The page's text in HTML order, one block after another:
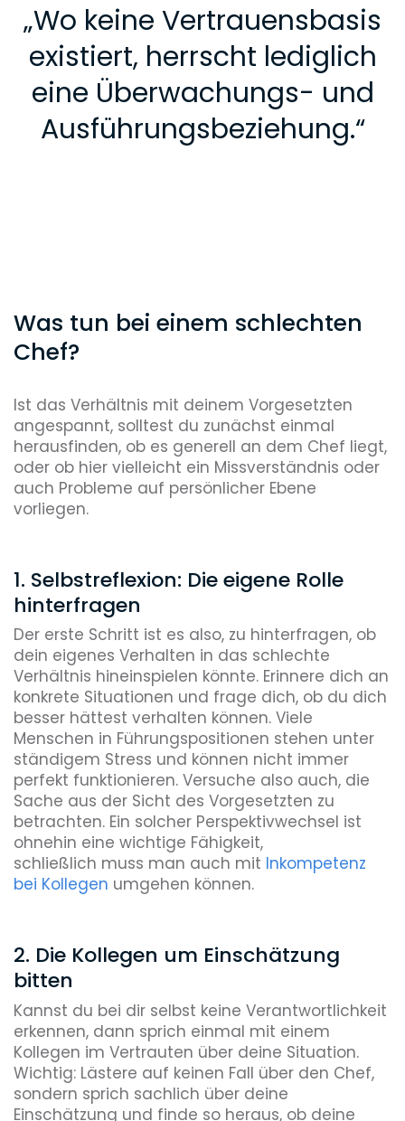
„Wo keine Vertrauensbasis
existiert, herrscht lediglich
eine Überwachungs- und
Ausführungsbeziehung.“
Was tun bei einem schlechten
Chef?
Ist das Verhältnis mit deinem Vorgesetzten
angespannt, solltest du zunächst einmal
herausfinden, ob es generell an dem Chef liegt,
oder ob hier vielleicht ein Missverständnis oder
auch Probleme auf persönlicher Ebene
vorliegen.
1. Selbstreflexion: Die eigene Rolle
hinterfragen
Der erste Schritt ist es also, zu hinterfragen, ob
dein eigenes Verhalten in das schlechte
Verhältnis hineinspielen könnte. Erinnere dich an
konkrete Situationen und frage dich, ob du dich
besser hättest verhalten können. Viele
Menschen in Führungspositionen stehen unter
ständigem Stress und können nicht immer
perfekt funktionieren. Versuche also auch, die
Sache aus der Sicht des Vorgesetzten zu
betrachten. Ein solcher Perspektivwechsel ist
ohnehin eine wichtige Fähigkeit,
schließlich muss man auch mit Inkompetenz
bei Kollegen umgehen können.
2. Die Kollegen um Einschätzung
bitten
Kannst du bei dir selbst keine Verantwortlichkeit
erkennen, dann sprich einmal mit einem
Kollegen im Vertrauten über deine Situation.
Wichtig: Lästere auf keinen Fall über den Chef,
sondern sprich sachlich über deine
Einschätzung und finde so heraus, ob deine